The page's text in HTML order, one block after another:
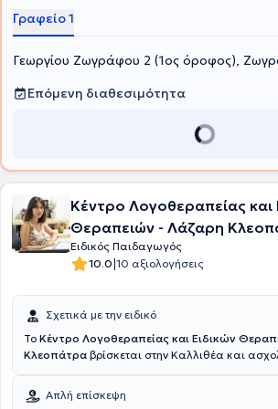
Γραφείο 1
Γεωργίου Ζωγράφου 2 (1ος όροφος),
Επόμενη διαθεσιμότητα
Κέντρο Λογοθεραπείας και
Θεραπειών - Λάζαρη
Ειδικός Παιδαγωγός
10.0|10 αξιολογήσεις
Σχετικά με την ειδικό
Το Κέντρο Λογοθεραπείας και Ειδικών
Κλεοπάτρα βρίσκεται στην Καλλιθέα και
και Ψυχολόγο - Ψυχοθεραπευτή. Υπεύθυνη του
Λάζαρη Κλεοπάτρα και είναι Λογοθεραπεύτρια.
Απλή επίσκεψη